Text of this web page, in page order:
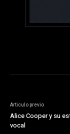
Articulo previo
Alice Cooper y su
vocal